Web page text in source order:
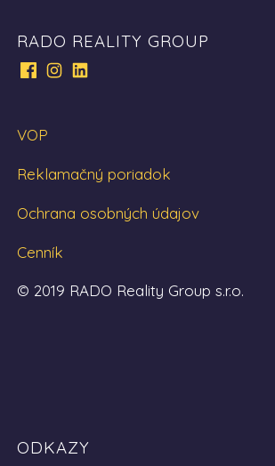
RADO REALITY GROUP
VOP
Reklamačný poriadok
Ochrana osobných údajov
Cenník
© 2019 RADO Reality Group s.r.o.
ODKAZY